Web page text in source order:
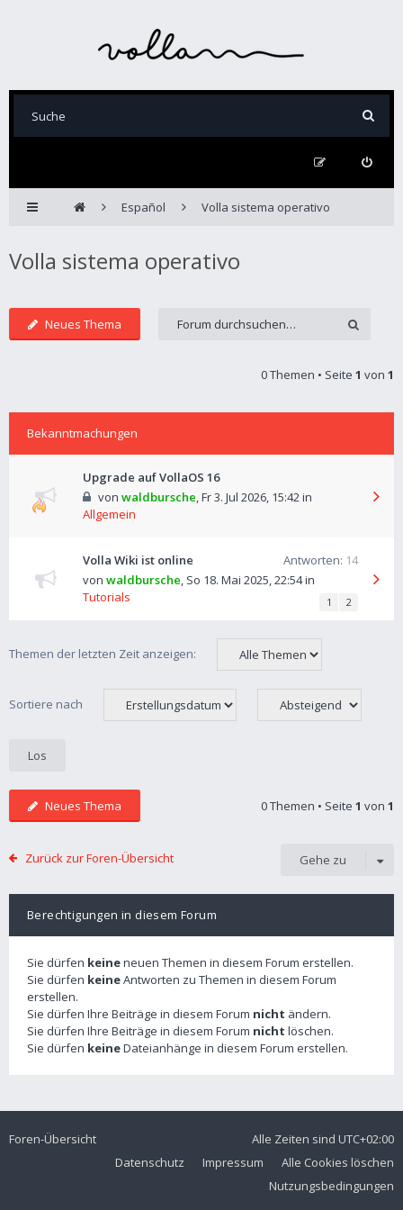
Español Volla sistema operativo
Volla sistema operativo
Neues Thema
0 Themen • Seite 1 von 1
Bekanntmachungen
Upgrade auf VollaOS 16
von waldbursche,Fr 3. Jul 2026, 15:42in
Allgemein
Volla Wiki ist online Antworten: 14
von waldbursche, So 18. Mai 2025, 22:54in
Tutorials
1 2
Themen der letzten Zeit anzeigen:
Sortiere nach
Neues Thema 0 Themen • Seite 1 von 1
Zurück zur Foren-Übersicht Gehe zu
Berechtigungen in diesem Forum
Sie dürfen keineneuen Themen in diesem Forum erstellen.
Sie dürfen keineAntworten zu Themen in diesem Forum
erstellen.
Sie dürfen Ihre Beiträge in diesem Forum nicht ändern.
Sie dürfen Ihre Beiträge in diesem Forum nicht löschen.
Sie dürfen keineDateianhänge in diesem Forum erstellen.
Foren-Übersicht Alle Zeiten sind UTC+02:00
Alle Cookies löschen
Impressum
Datenschutz
Nutzungsbedingungen